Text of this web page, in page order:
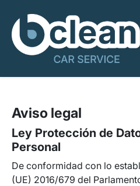
Aviso legal
Ley Protección de
Personal
De conformidad con lo
(UE) 2016/679 del